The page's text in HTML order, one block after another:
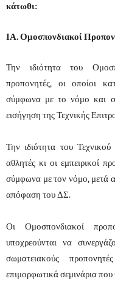
κάτωθι:
ΙΑ. Ομοσπονδιακοί
Την ιδιότητα του
προπονητές, οι οποίοι
σύμφωνα με το νόμο και
εισήγηση της Τεχνικής
Την ιδιότητα του
αθλητές κι οι εμπειρικοί
σύμφωνα με τον νόμο, μετά
απόφαση του ΔΣ.
Οι Ομοσπονδιακοί
υποχρεούνται να
σωματειακούς
επιμορφωτικά σεμινάρια